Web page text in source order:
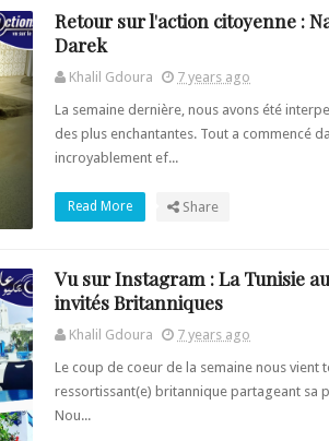
Retour sur l'action citoyenne :
Darek
Khalil Gdoura
7 years ago
La semaine dernière, nous avons été
des plus enchantantes. Tout a commencé
incroyablement ef...
Read More Share
Vu sur Instagram : La Tunisie
invités Britanniques
Khalil Gdoura
7 years ago
Le coup de coeur de la semaine nous vient
ressortissant(e) britannique partageant sa
Nou...